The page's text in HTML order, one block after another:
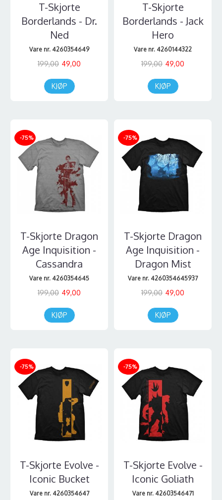
T-Skjorte
Borderlands - Dr.
Ned
Vare nr. 4260354649
199,00 49,00
KJØP
T-Skjorte
Borderlands - Jack
Hero
Vare nr. 4260144322
199,00 49,00
KJØP
-75%
T-Skjorte Dragon
Age Inquisition -
Cassandra
Vare nr. 4260354645
199,00 49,00
KJØP
-75%
T-Skjorte Dragon
Age Inquisition -
Dragon Mist
Vare nr. 4260354645937
199,00 49,00
KJØP
-75%
T-Skjorte Evolve -
Iconic Bucket
Vare nr. 4260354647
-75%
T-Skjorte Evolve -
Iconic Goliath
Vare nr. 42603546471